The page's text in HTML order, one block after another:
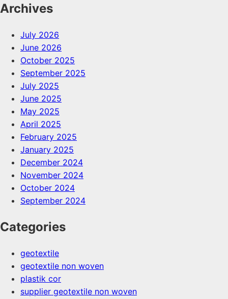
Archives
July 2026
June 2026
October 2025
September 2025
July 2025
June 2025
May 2025
April 2025
February 2025
January 2025
December 2024
November 2024
October 2024
September 2024
Categories
geotextile
geotextile non woven
plastik cor
supplier geotextile non woven